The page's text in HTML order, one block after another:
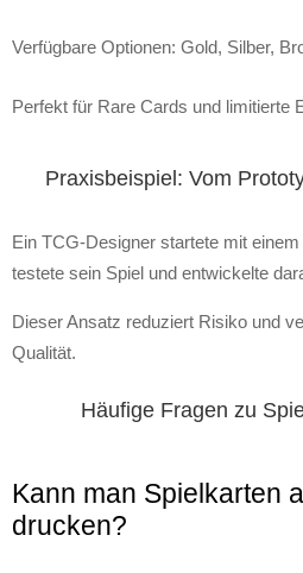
Verfügbare Optionen: Gold, Silber,
Perfekt für Rare Cards und limitierte
Praxisbeispiel: Vom
Ein TCG-Designer startete mit
testete sein Spiel und entwickelte
Dieser Ansatz reduziert Risiko und
Qualität.
Häufige Fragen zu
Kann man Spielkarten
drucken?